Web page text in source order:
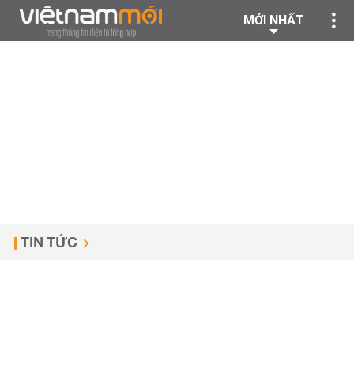
MỚI NHẤT
TIN TỨC